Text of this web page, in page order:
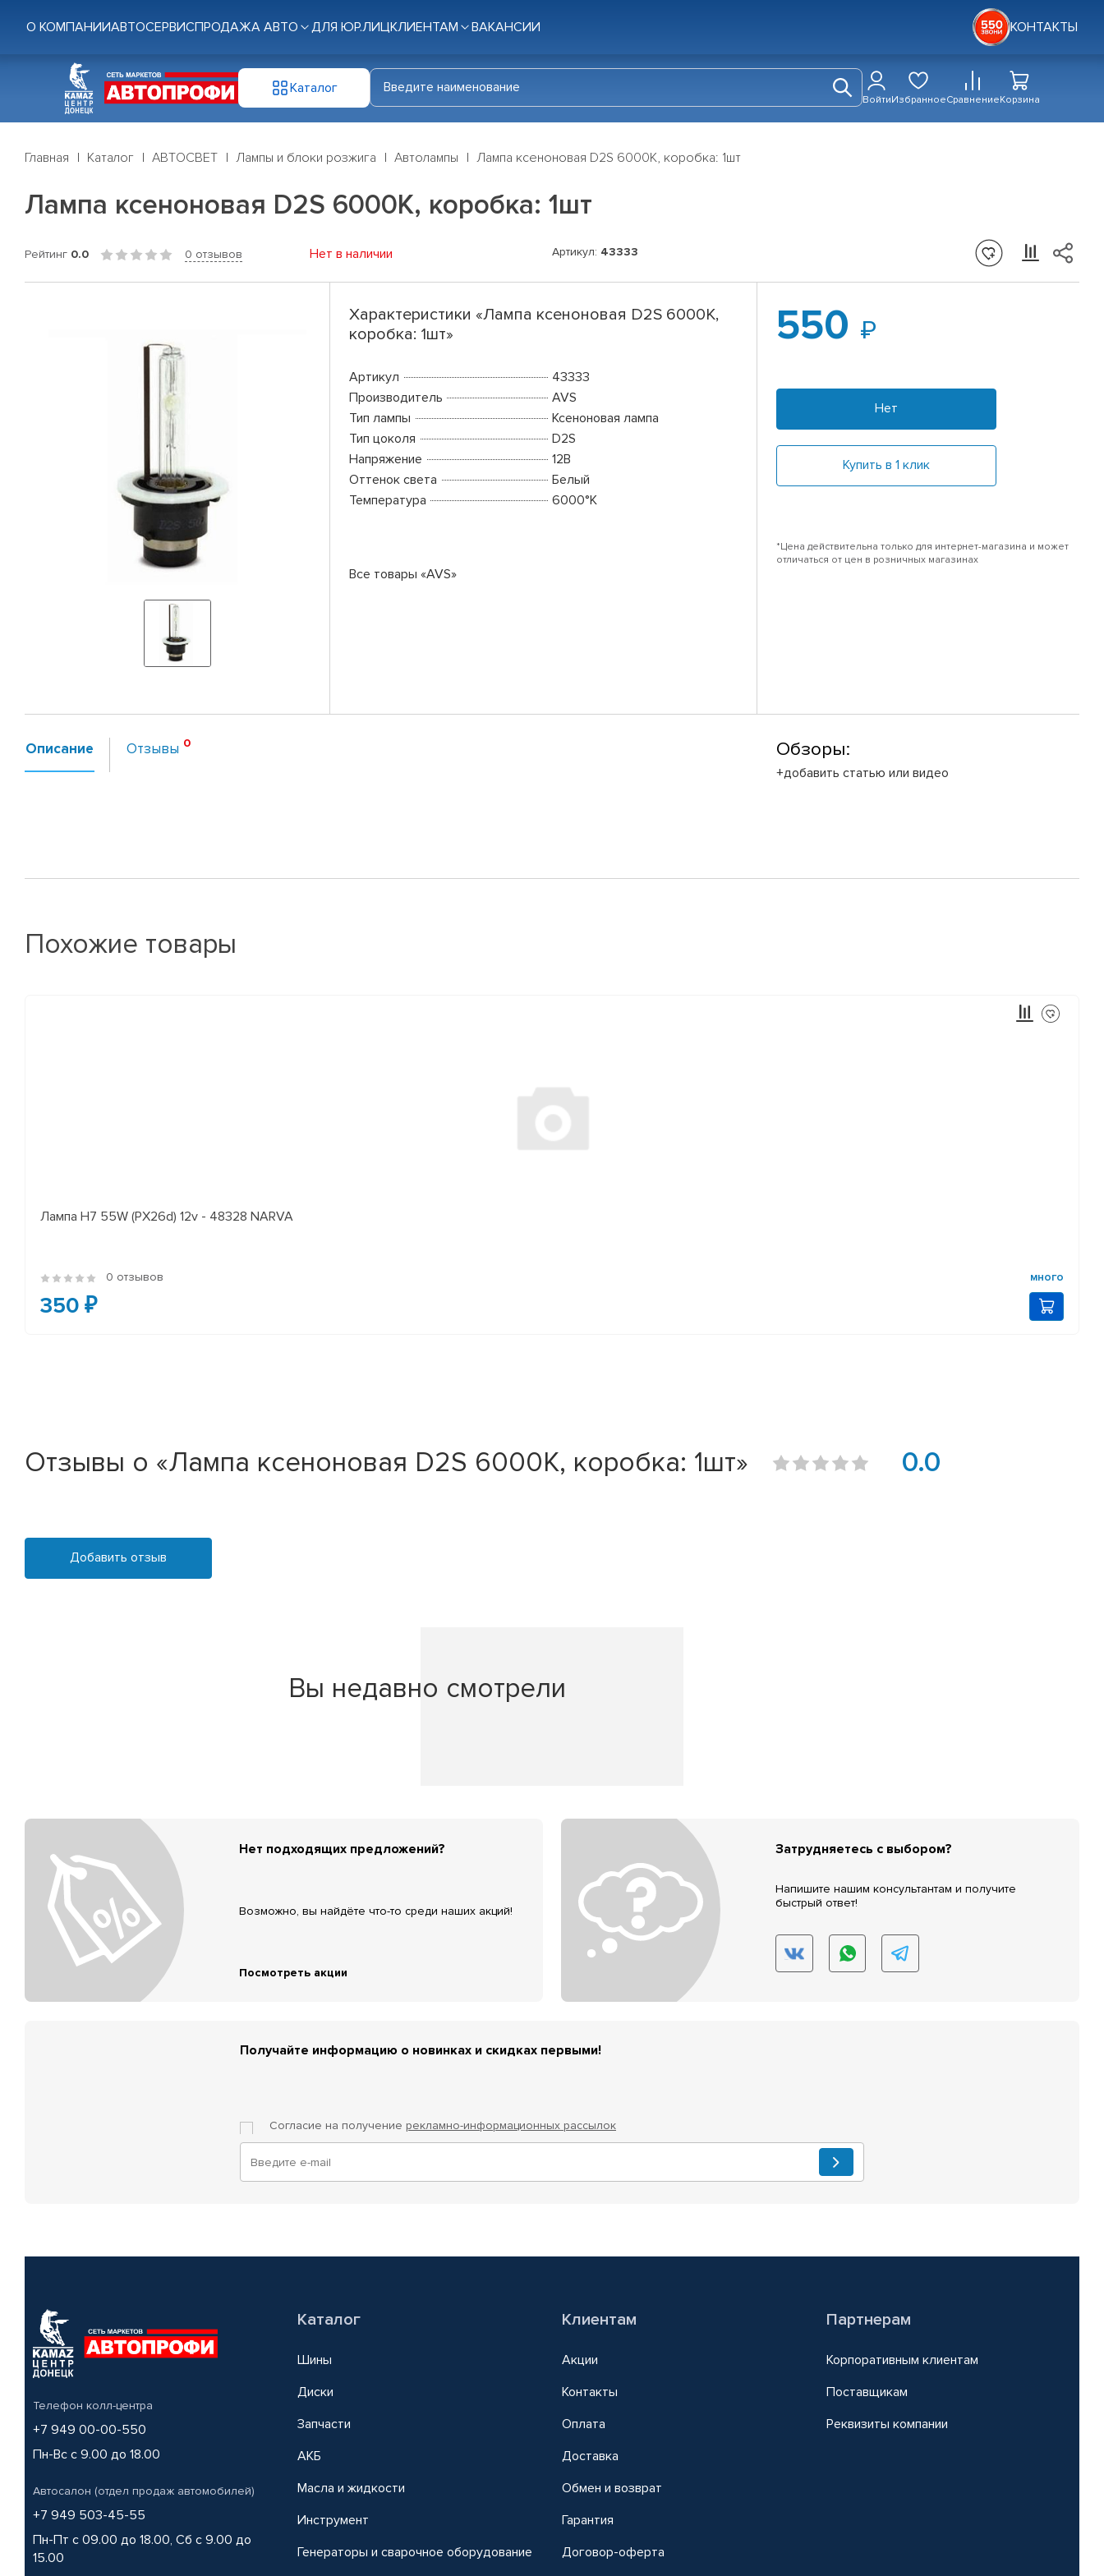
О КОМПАНИИАВТОСЕРВИСПРОДАЖА АВТО ДЛЯ ЮР.ЛИЦКЛИЕНТАМ ВАКАНСИИ КОНТАКТЫ
Каталог
ВойтиИзбранноеСравнениеКорзина
Главная Каталог АВТОСВЕТ Лампы и блоки розжига Автолампы Лампа ксеноновая D2S 6000K, коробка: 1шт
Лампа ксеноновая D2S 6000K, коробка: 1шт
Рейтинг 0.0 0 отзывов Нет в наличии Артикул: 43333
Характеристики «Лампа ксеноновая D2S 6000K,
коробка: 1шт»
Артикул
43333
Производитель
AVS
Тип лампы
Ксеноновая лампа
Тип цоколя
D2S
Напряжение
12В
Оттенок света
Белый
Температура
6000°K
Все товары «AVS»
550
Нет
Купить в 1 клик
*Цена действительна только для интернет-магазина и может
отличаться от цен в розничных магазинах
Описание Отзывы Обзоры:
+добавить статью или видео
Похожие товары
Лампа H7 55W (PX26d) 12v - 48328 NARVA
0 отзывов много
350 ₽
Отзывы о «Лампа ксеноновая D2S 6000K, коробка: 1шт» 0.0
Добавить отзыв
Вы недавно смотрели
Нет подходящих предложений?
Возможно, вы найдёте что-то среди наших акций!
Посмотреть акции
Затрудняетесь с выбором?
Напишите нашим консультантам и получите
быстрый ответ!
Получайте информацию о новинках и скидках первыми!
Согласие на получение рекламно-информационных рассылок
Телефон колл-центра
+7 949 00-00-550
Пн-Вс с 9.00 до 18.00
Автосалон (отдел продаж автомобилей)
+7 949 503-45-55
Пн-Пт с 09.00 до 18.00, Сб с 9.00 до
15.00
Каталог
Шины
Диски
Запчасти
АКБ
Масла и жидкости
Инструмент
Генераторы и сварочное оборудование
Клиентам
Акции
Контакты
Оплата
Доставка
Обмен и возврат
Гарантия
Договор-оферта
Партнерам
Корпоративным клиентам
Поставщикам
Реквизиты компании